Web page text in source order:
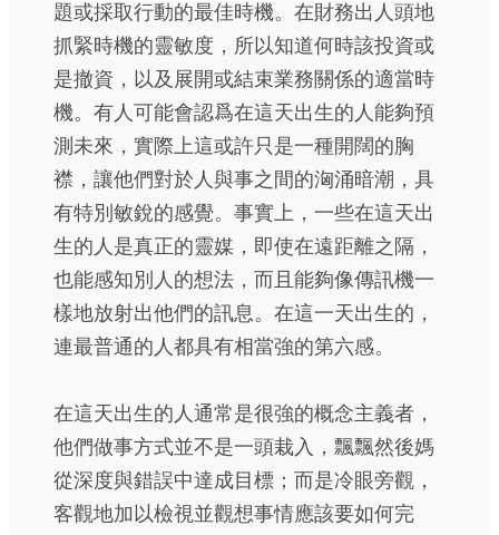
題或採取行動的最佳時機。在財務出人頭地
抓緊時機的靈敏度，所以知道何時該投資或
是撤資，以及展開或結束業務關係的適當時
機。有人可能會認爲在這天出生的人能夠預
測未來，實際上這或許只是一種開闊的胸
襟，讓他們對於人與事之間的洶涌暗潮，具
有特別敏銳的感覺。事實上，一些在這天出
生的人是真正的靈媒，即使在遠距離之隔，
也能感知別人的想法，而且能夠像傳訊機一
樣地放射出他們的訊息。在這一天出生的，
連最普通的人都具有相當強的第六感。
在這天出生的人通常是很強的概念主義者，
他們做事方式並不是一頭栽入，飄飄然後媽
從深度與錯誤中達成目標；而是冷眼旁觀，
客觀地加以檢視並觀想事情應該要如何完